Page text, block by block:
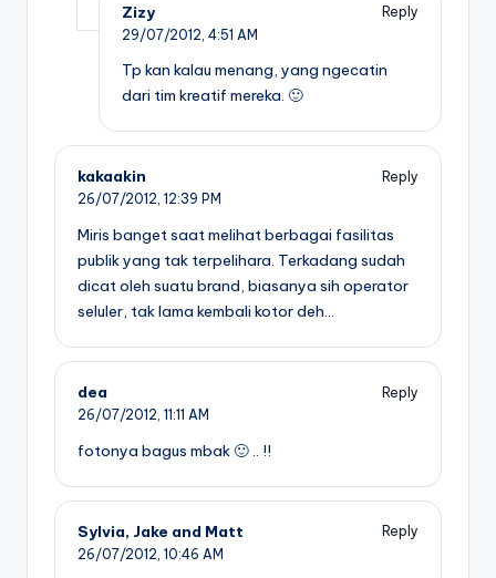
Zizy
Reply
29/07/2012, 4:51 AM
Tp kan kalau menang, yang ngecatin
dari tim kreatif mereka. 🙂
kakaakin
Reply
26/07/2012, 12:39 PM
Miris banget saat melihat berbagai fasilitas
publik yang tak terpelihara. Terkadang sudah
dicat oleh suatu brand, biasanya sih operator
seluler, tak lama kembali kotor deh…
dea
Reply
26/07/2012, 11:11 AM
fotonya bagus mbak 🙂 .. !!
Sylvia, Jake and Matt
Reply
26/07/2012, 10:46 AM